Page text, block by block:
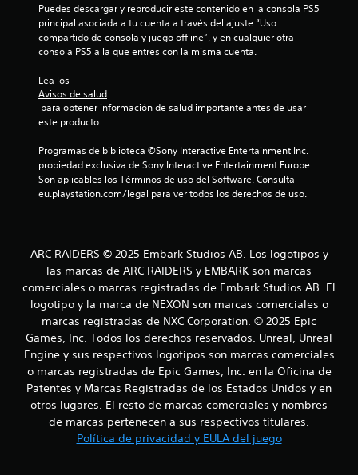
Puedes descargar y reproducir este contenido en la consola PS5
principal asociada a tu cuenta a través del ajuste “Uso
compartido de consola y juego offline”, y en cualquier otra
consola PS5 a la que entres con la misma cuenta.
Lea los
Avisos de salud
este producto.
Programas de biblioteca ©Sony Interactive Entertainment Inc.
propiedad exclusiva de Sony Interactive Entertainment Europe.
Son aplicables los Términos de uso del Software. Consulta
eu.playstation.com/legal para ver todos los derechos de uso.
ARC RAIDERS © 2025 Embark Studios AB. Los logotipos y
las marcas de ARC RAIDERS y EMBARK son marcas
comerciales o marcas registradas de Embark Studios AB. El
logotipo y la marca de NEXON son marcas comerciales o
marcas registradas de NXC Corporation. © 2025 Epic
Games, Inc. Todos los derechos reservados. Unreal, Unreal
Engine y sus respectivos logotipos son marcas comerciales
o marcas registradas de Epic Games, Inc. en la Oficina de
Patentes y Marcas Registradas de los Estados Unidos y en
otros lugares. El resto de marcas comerciales y nombres
de marcas pertenecen a sus respectivos titulares.
Política de privacidad y EULA del juego